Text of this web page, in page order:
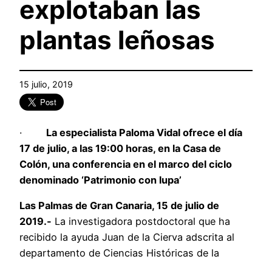
explotaban las
plantas leñosas
15 julio, 2019
· La especialista Paloma Vidal ofrece el día
17 de julio, a las 19:00 horas, en la Casa de
Colón, una conferencia en el marco del ciclo
denominado ‘Patrimonio con lupa’
Las Palmas de Gran Canaria, 15 de julio de
2019.- La investigadora postdoctoral que ha
recibido la ayuda Juan de la Cierva adscrita al
departamento de Ciencias Históricas de la